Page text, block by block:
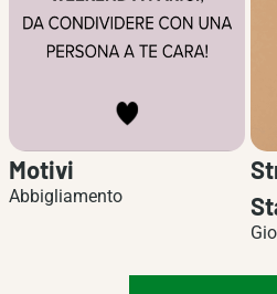
Motivi
Abbigliamento